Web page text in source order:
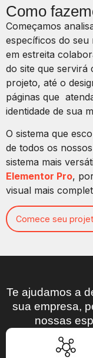
Como
Começamos
específicos do seu
em estreita
do site que servirá
projeto, até o
páginas que
identidade de sua
O sistema que
de todos os
sistema mais
Elementor Pro,
visual mais
Comece seu
Te ajudamos a
sua empresa,
nossas